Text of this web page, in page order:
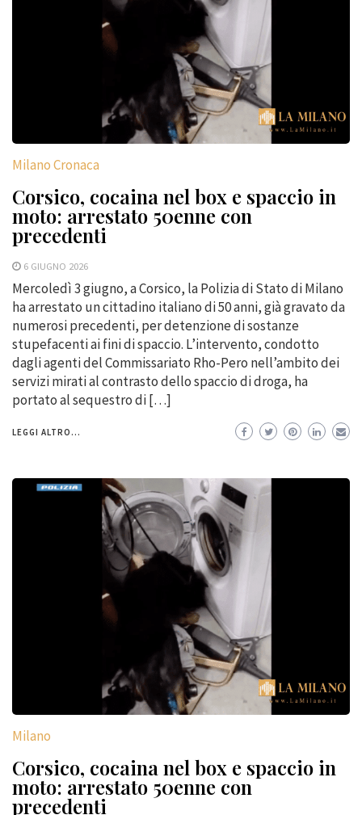
Milano Cronaca
Corsico, cocaina nel box e spaccio in
moto: arrestato 50enne con
precedenti
6 GIUGNO 2026
Mercoledì 3 giugno, a Corsico, la Polizia di Stato di Milano
ha arrestato un cittadino italiano di 50 anni, già gravato da
numerosi precedenti, per detenzione di sostanze
stupefacenti ai fini di spaccio. L’intervento, condotto
dagli agenti del Commissariato Rho-Pero nell’ambito dei
servizi mirati al contrasto dello spaccio di droga, ha
portato al sequestro di […]
LEGGI ALTRO...
Milano
Corsico, cocaina nel box e spaccio in
moto: arrestato 50enne con
precedenti